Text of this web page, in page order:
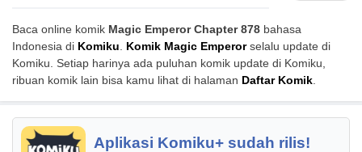
Baca online komik Magic Emperor Chapter 878 bahasa
Indonesia di Komiku. Komik Magic Emperorselalu update di
Komiku. Setiap harinya ada puluhan komik update di Komiku,
ribuan komik lain bisa kamu lihat di halaman Daftar Komik.
Aplikasi Komiku+ sudah rilis!